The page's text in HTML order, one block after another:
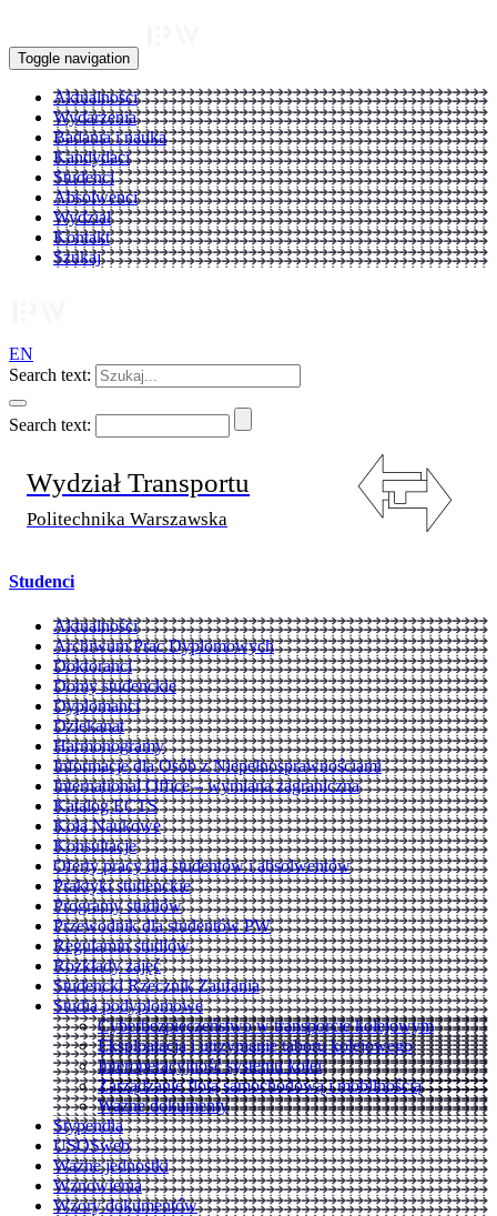
Toggle navigation
Aktualności
Wydarzenia
Badania i nauka
Kandydaci
Studenci
Absolwenci
Wydział
Kontakt
Szukaj
EN
Search text:
Search text:
Wydział Transportu
Politechnika Warszawska
Studenci
Aktualności
Archiwum Prac Dyplomowych
Doktoranci
Domy studenckie
Dyplomanci
Dziekanat
Harmonogramy
Informacje dla Osób z Niepełnosprawnościami
International Office – wymiana zagraniczna
Katalog ECTS
Koła Naukowe
Konsultacje
Oferty pracy dla studentów i absolwentów
Praktyki studenckie
Programy studiów
Przewodnik dla studentów PW
Regulamin studiów
Rozkłady zajęć
Studencki Rzecznik Zaufania
Studia podyplomowe
Cyberbezpieczeństwo w transporcie kolejowym
Eksploatacja i utrzymanie taboru kolejowego
Interoperacyjność systemu kolei
Zarządzanie flotą samochodową i mobilnością
Ważne dokumenty
Stypendia
USOSweb
Ważne jednostki
Wznowienia
Wzory dokumentów